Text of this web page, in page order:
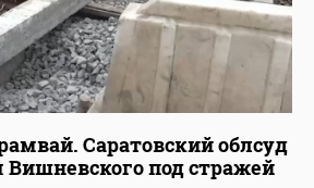
Саратовский облсуд
Вишневского под стражей